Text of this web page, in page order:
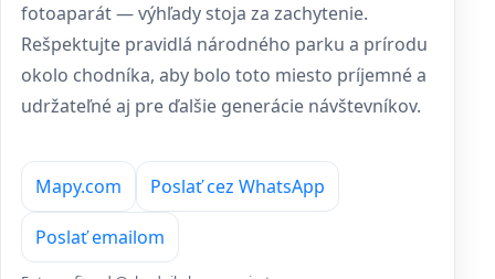
fotoaparát — výhľady stoja za zachytenie.
Rešpektujte pravidlá národného parku a prírodu
okolo chodníka, aby bolo toto miesto príjemné a
udržateľné aj pre ďalšie generácie návštevníkov.
Mapy.com Poslať cez WhatsApp
Poslať emailom